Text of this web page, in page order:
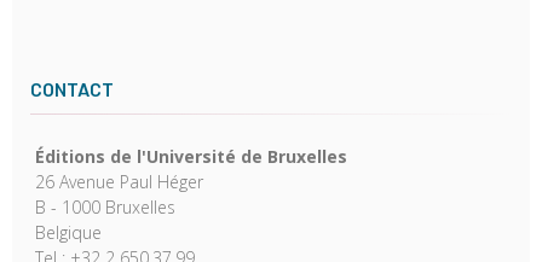
CONTACT
Éditions de l'Université de Bruxelles
26 Avenue Paul Héger
B - 1000 Bruxelles
Belgique